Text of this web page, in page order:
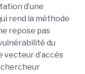
d’une
rend la méthode
repose pas
du
vecteur d’accès
chercheur